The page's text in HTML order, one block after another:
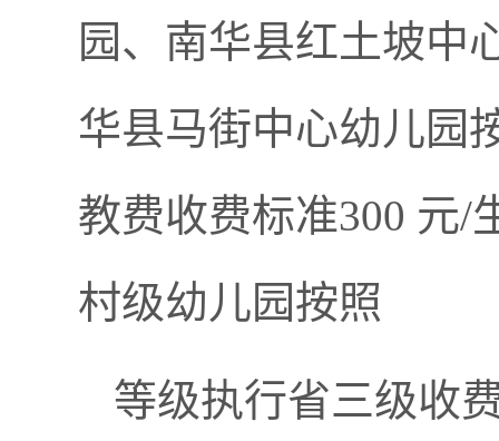
园、南华县红土坡中
华县马街中心幼儿园
教费收费标准300 元/
村级幼儿园按照
等级执行省三级收